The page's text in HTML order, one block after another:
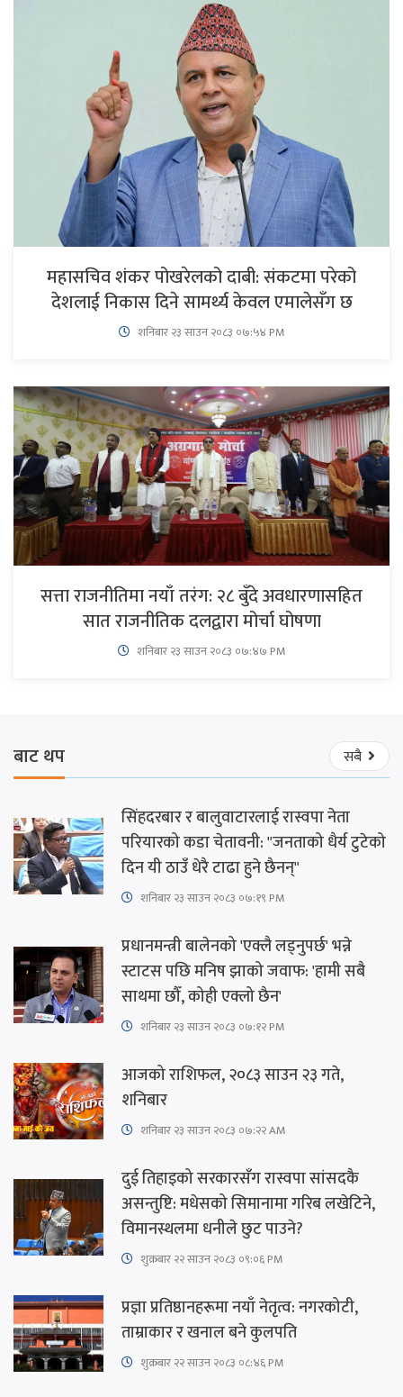
महासचिव शंकर पोखरेलको दाबी: संकटमा परेको
देशलाई निकास दिने सामर्थ्य केवल एमालेसँग छ
शनिबार २३ साउन २०८३ ०७:५४ PM
सत्ता राजनीतिमा नयाँ तरंग: २८ बुँदे अवधारणासहित
सात राजनीतिक दलद्वारा मोर्चा घोषणा
शनिबार २३ साउन २०८३ ०७:४७ PM
बाट थप सबै
सिंहदरबार र बालुवाटारलाई रास्वपा नेता
परियारको कडा चेतावनी: "जनताको धैर्य टुटेको
दिन यी ठाउँ धेरै टाढा हुने छैनन्"
शनिबार २३ साउन २०८३ ०७:१९ PM
प्रधानमन्त्री बालेनको 'एक्लै लड्नुपर्छ' भन्ने
स्टाटस पछि मनिष झाको जवाफ: 'हामी सबै
साथमा छौँ, कोही एक्लो छैन'
शनिबार २३ साउन २०८३ ०७:१२ PM
आजको राशिफल, २०८३ साउन २३ गते,
शनिबार
शनिबार २३ साउन २०८३ ०७:२२ AM
दुई तिहाइको सरकारसँग रास्वपा सांसदकै
असन्तुष्टि: मधेसको सिमानामा गरिब लखेटिने,
विमानस्थलमा धनीले छुट पाउने?
शुक्रबार​ २२ साउन २०८३ ०९:०६ PM
प्रज्ञा प्रतिष्ठानहरूमा नयाँ नेतृत्व: नगरकोटी,
ताम्राकार र खनाल बने कुलपति
शुक्रबार​ २२ साउन २०८३ ०८:४६ PM